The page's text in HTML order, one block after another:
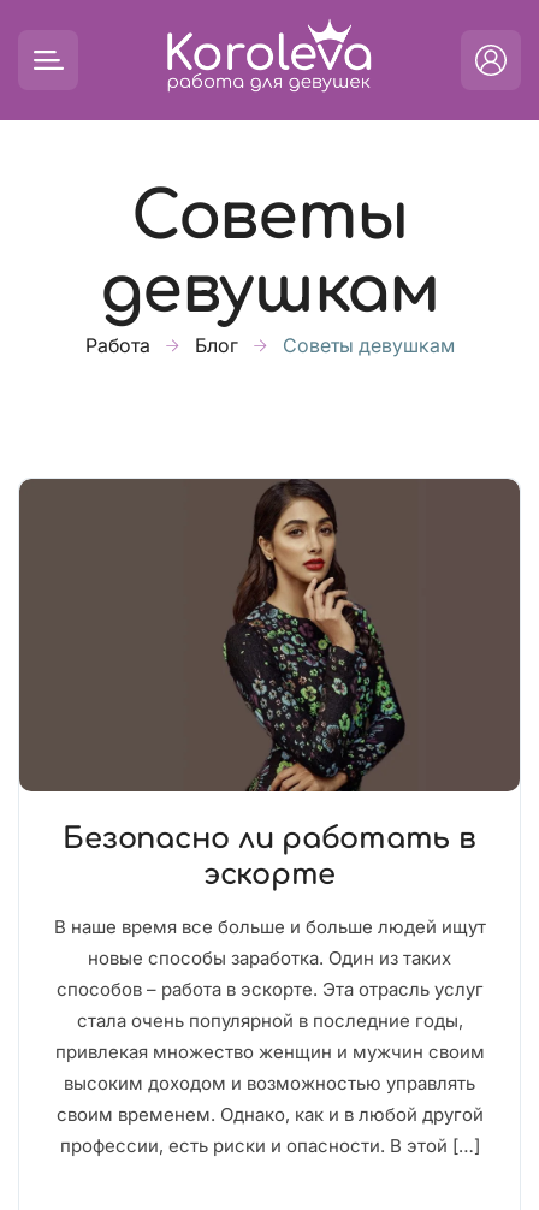
Советы
девушкам
Работа Блог Советы девушкам
Безопасно ли работать в
эскорте
В наше время все больше и больше людей ищут
новые способы заработка. Один из таких
способов – работа в эскорте. Эта отрасль услуг
стала очень популярной в последние годы,
привлекая множество женщин и мужчин своим
высоким доходом и возможностью управлять
своим временем. Однако, как и в любой другой
профессии, есть риски и опасности. В этой […]